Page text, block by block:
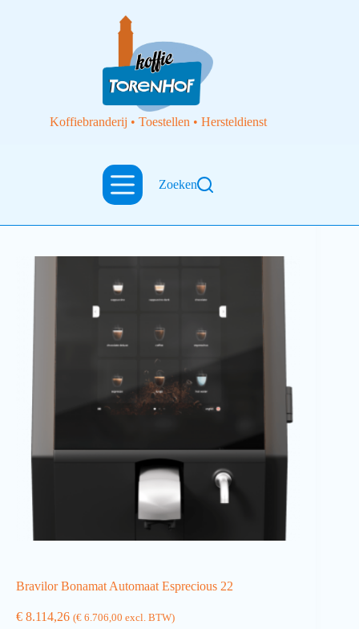
Koffiebranderij • Toestellen • Hersteldienst
Zoeken
Espressotoestellen
Bravilor Bonamat Automaat Esprecious 22
€ 8.114,26 (€ 6.706,00 excl. BTW)